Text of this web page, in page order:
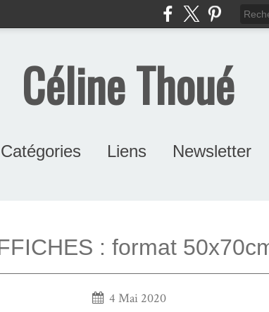
Céline Thoué
Catégories Liens Newsletter
: format
4 Mai 2020